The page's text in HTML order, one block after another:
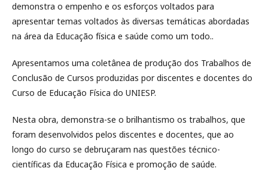
demonstra o empenho e os esforços voltados para
apresentar temas voltados às diversas temáticas abordadas
na área da Educação física e saúde como um todo..
Apresentamos uma coletânea de produção dos Trabalhos de
Conclusão de Cursos produzidas por discentes e docentes do
Curso de Educação Física do UNIESP.
Nesta obra, demonstra-se o brilhantismo os trabalhos, que
foram desenvolvidos pelos discentes e docentes, que ao
longo do curso se debruçaram nas questões técnico-
científicas da Educação Física e promoção de saúde.